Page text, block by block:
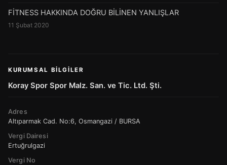
FİTNESS HAKKINDA DOĞRU BİLİNEN YANLIŞLAR
11 Şubat 2020
KURUMSAL BILGILER
Koray Spor Spor Malz. San. ve Tic. Ltd. Şti.
Adres
Altıparmak Cad. No:6, Osmangazi / BURSA
Vergi Dairesi
Ertuğrulgazi
Vergi No